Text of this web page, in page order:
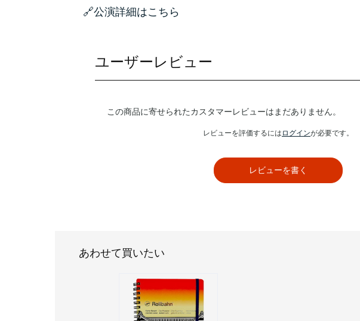
🔗公演詳細はこちら
ユーザーレビュー
この商品に寄せられたカスタマーレビューはまだありません。
レビューを評価するには ログインが必要です。
レビューを書く
あわせて買いたい